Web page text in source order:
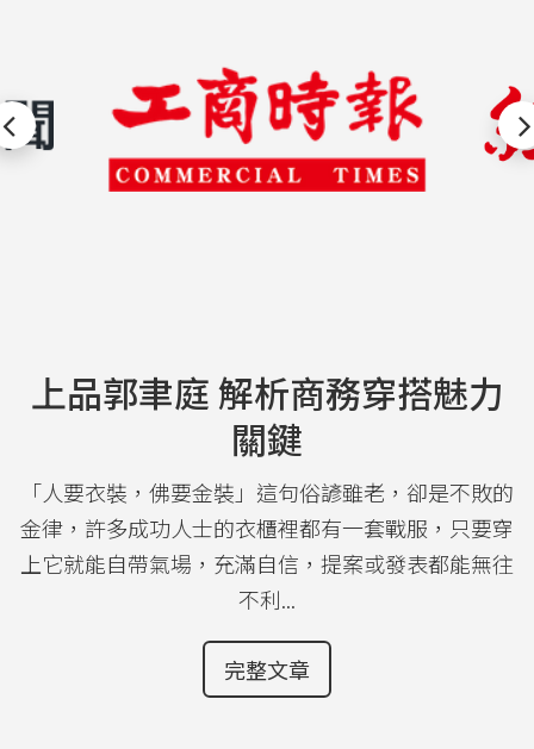
上品郭聿庭 解析商務穿搭魅力
關鍵
「人要衣裝，佛要金裝」這句俗諺雖老，卻是不敗的
金律，許多成功人士的衣櫃裡都有一套戰服，只要穿
上它就能自帶氣場，充滿自信，提案或發表都能無往
不利...
完整文章